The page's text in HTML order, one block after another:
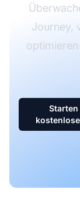
Journey,
Starten